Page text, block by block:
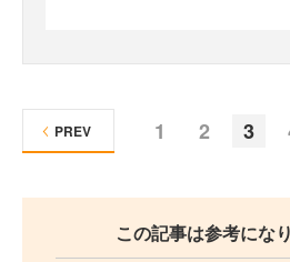
1 2 3
PREV
この記事は参考にな